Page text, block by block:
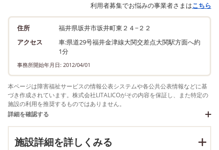
利用者募集でお悩みの事業者さまはこちら
住所
福井県坂井市坂井町東２４−２２
アクセス
車:県道29号福井金津線大関交差点大関駅方面へ約
1分
事務所開始年月日: 2012/04/01
本ページは障害福祉サービスの情報公表システムや各公共公表情報などに基
づき作成されています。株式会社LITALICOがその内容を保証し、また特定の
施設の利用を推奨するものではありません。
詳細を確認する
施設詳細を詳しくみる